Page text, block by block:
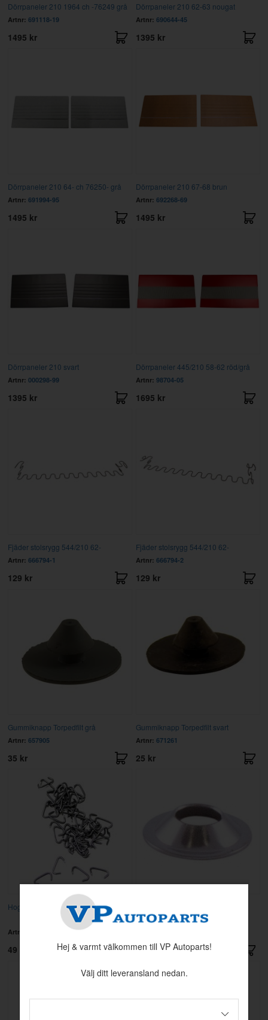
Dörrpaneler 210 1964 ch -76249 grå
Artnr: 691118-19
1495 kr
Dörrpaneler 210 62-63 nougat
Artnr: 690644-45
1395 kr
Dörrpaneler 210 64- ch 76250- grå
Artnr: 691994-95
1495 kr
Dörrpaneler 210 67-68 brun
Artnr: 692268-69
1495 kr
Dörrpaneler 210 svart
Artnr: 000298-99
1395 kr
Dörrpaneler 445/210 58-62 röd/grå
Artnr: 98704-05
1695 kr
Fjäder stolsrygg 544/210 62-
Artnr: 666794-1
129 kr
Fjäder stolsrygg 544/210 62-
Artnr: 666794-2
129 kr
Gummiknapp Torpedfilt grå
Artnr: 657905
35 kr
Gummiknapp Torpedfilt svart
Artnr: 671261
25 kr
Hogringsats (55 stycken)
Artnr:
49 kr
försänkt #6
3 kr
Hej & varmt välkommen till VP Autoparts!
Välj ditt leveransland nedan.